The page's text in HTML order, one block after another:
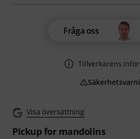
Visa översättning
Pickup for mandolins
Fråga oss
Tillverkarens